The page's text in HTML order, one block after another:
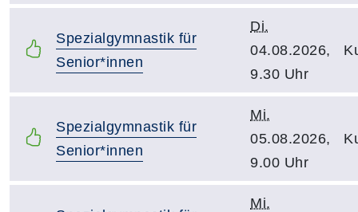
Spezialgymnastik für
Senior*innen
Di.
04.08.2026,
9.30 Uhr
Spezialgymnastik für
Senior*innen
Mi.
05.08.2026,
9.00 Uhr
Mi.